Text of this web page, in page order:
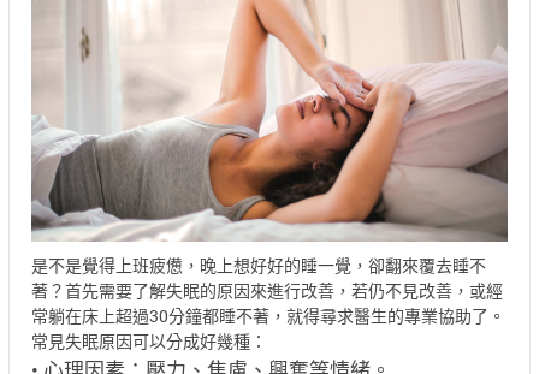
是不是覺得上班疲憊，晚上想好好的睡一覺，卻翻來覆去睡不
著？首先需要了解失眠的原因來進行改善，若仍不見改善，或經
常躺在床上超過30分鐘都睡不著，就得尋求醫生的專業協助了。
常見失眠原因可以分成好幾種：